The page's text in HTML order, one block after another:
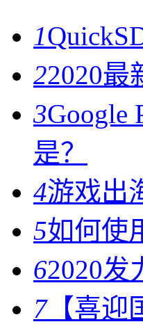
1
22020最
3Google
是？
4游戏出
5如何使
62020发
7【喜迎